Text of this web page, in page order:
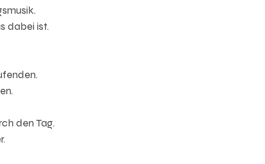
dabei ist.
den Tag.